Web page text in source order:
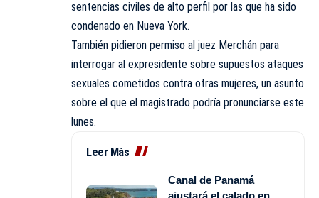
sentencias civiles de alto perfil por las que ha sido
condenado en Nueva York.
También pidieron permiso al juez Merchán para
interrogar al expresidente sobre supuestos ataques
sexuales cometidos contra otras mujeres, un asunto
sobre el que el magistrado podría pronunciarse este
lunes.
Leer Más
Canal de Panamá
ajustará el calado en